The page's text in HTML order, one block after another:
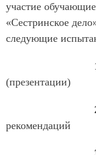
участие
«Сестринское
следующие
(презентации)
рекомендаций